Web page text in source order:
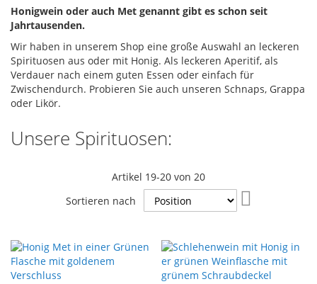
Honigwein oder auch Met genannt gibt es schon seit
Jahrtausenden.
Wir haben in unserem Shop eine große Auswahl an leckeren
Spirituosen aus oder mit Honig. Als leckeren Aperitif, als
Verdauer nach einem guten Essen oder einfach für
Zwischendurch. Probieren Sie auch unseren Schnaps, Grappa
oder Likör.
Unsere Spirituosen:
Artikel 19-20 von 20
Sortieren nach